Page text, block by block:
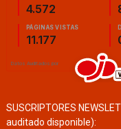
SUSCRIPTORES
auditado disponible):